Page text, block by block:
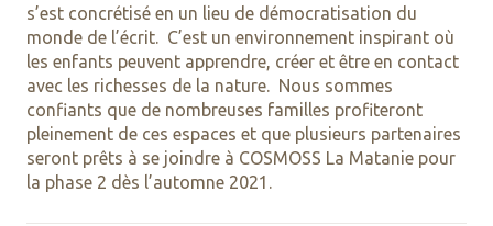
s’est concrétisé en un lieu de démocratisation du
monde de l’écrit. C’est un environnement inspirant où
les enfants peuvent apprendre, créer et être en contact
avec les richesses de la nature. Nous sommes
confiants que de nombreuses familles profiteront
pleinement de ces espaces et que plusieurs partenaires
seront prêts à se joindre à COSMOSS La Matanie pour
la phase 2 dès l’automne 2021.